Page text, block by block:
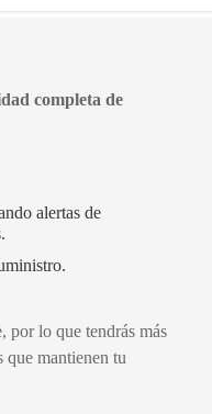
completa de
alertas de
por lo que tendrás más
que mantienen tu